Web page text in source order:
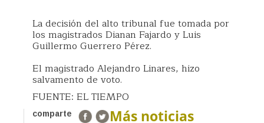
La decisión del alto tribunal fue tomada por
los magistrados Dianan Fajardo y Luis
Guillermo Guerrero Pérez.
El magistrado Alejandro Linares, hizo
salvamento de voto.
FUENTE: EL TIEMPO
comparte Más noticias